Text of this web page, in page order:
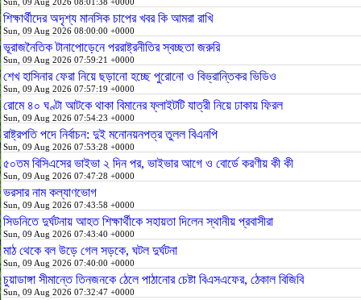
শিক্ষার্থীদের অদৃশ্য মানসিক চাপের খবর কি আমরা রাখি
Sun, 09 Aug 2026 08:00:00 +0000
ভূরাজনৈতিক টানাপোড়েনে পররাষ্ট্রনীতির স্বচ্ছতা জরুরি
Sun, 09 Aug 2026 07:59:21 +0000
শেখ হাসিনার ফেরা নিয়ে ছড়ানো হচ্ছে পুরোনো ও বিভ্রান্তিকর ভিডিও
Sun, 09 Aug 2026 07:57:19 +0000
রোমে ৪০ ঘণ্টা আটকে থাকা বিমানের ফ্লাইটটি যাত্রী নিয়ে ঢাকায় ফিরল
Sun, 09 Aug 2026 07:54:23 +0000
রাষ্ট্রপতি পদে নির্বাচন: দুই মনোনয়নপত্র তুলল বিএনপি
Sun, 09 Aug 2026 07:53:28 +0000
৫০তম বিসিএসের ভাইভা ২ দিন পর, ভাইভার আগে ও বোর্ডে করণীয় কী কী
Sun, 09 Aug 2026 07:47:28 +0000
ভরসার নাম কল্যাণভোগ
Sun, 09 Aug 2026 07:43:58 +0000
সিডনিতে দুর্ঘটনায় আহত শিক্ষার্থীকে সহায়তা দিলেন স্থানীয় প্রবাসীরা
Sun, 09 Aug 2026 07:43:40 +0000
মাঠ থেকে বল উড়ে গেল সড়কে, ঘটল দুর্ঘটনা
Sun, 09 Aug 2026 07:40:00 +0000
চুয়াডাঙ্গা সীমান্তে তিনজনকে ঠেলে পাঠানোর চেষ্টা বিএসএফের, ঠেকাল বিজিবি
Sun, 09 Aug 2026 07:32:47 +0000